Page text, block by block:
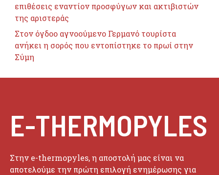
επιθέσεις εναντίον προσφύγων και ακτιβιστών
της αριστεράς
Στον όγδοο αγνοούμενο Γερμανό τουρίστα
ανήκει η σορός που εντοπίστηκε το πρωί στην
Σύμη
E-THERMOPYLES
Στην e-thermopyles, η αποστολή μας είναι να
αποτελούμε την πρώτη επιλογή ενημέρωσης για